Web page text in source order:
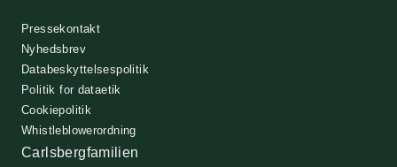
Pressekontakt
Nyhedsbrev
Databeskyttelsespolitik
Politik for dataetik
Cookiepolitik
Whistleblowerordning
Carlsbergfamilien